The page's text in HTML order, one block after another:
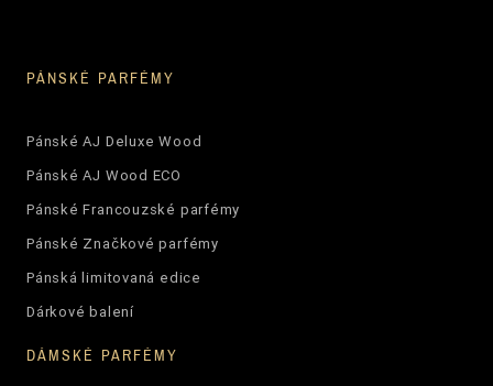
PÁNSKÉ PARFÉMY
Pánské AJ Deluxe Wood
Pánské AJ Wood ECO
Pánské Francouzské parfémy
Pánské Značkové parfémy
Pánská limitovaná edice
Dárkové balení
DÁMSKÉ PARFÉMY